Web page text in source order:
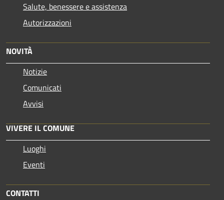
Salute, benessere e assistenza
Autorizzazioni
NOVITÀ
Notizie
Comunicati
Avvisi
VIVERE IL COMUNE
Luoghi
Eventi
CONTATTI